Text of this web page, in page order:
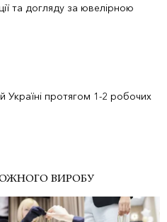
та догляду за ювелірною
Україні протягом 1-2 робочих
ВИРОБУ